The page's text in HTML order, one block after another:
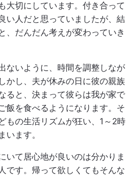
大切にしています。付き合って
い人だと思っていましたが、結
、だんだん考えが変わっていき
ないように、時間を調整しなが
かし、夫が休みの日に彼の親族
ると、決まって彼らは我が家で
飯を食べるようになります。そ
もの生活リズムが狂い、1～2時
います。
いて居心地が良いのは分かりま
です。帰って欲しくてもそんな